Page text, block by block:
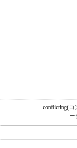
conflicting(
ー